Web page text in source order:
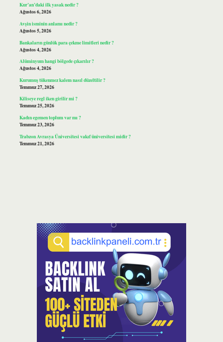
Kur’an’daki ilk yasak nedir ?
Ağustos 6, 2026
Avşin isminin anlamı nedir ?
Ağustos 5, 2026
Bankaların günlük para çekme limitleri nedir ?
Ağustos 4, 2026
Alüminyum hangi bölgede çıkarılır ?
Ağustos 4, 2026
Kurumuş tükenmez kalem nasıl düzeltilir ?
Temmuz 27, 2026
Kiliseye regl iken girilir mi ?
Temmuz 25, 2026
Kadın egemen toplum var mı ?
Temmuz 23, 2026
Trabzon Avrasya Üniversitesi vakıf üniversitesi midir ?
Temmuz 21, 2026